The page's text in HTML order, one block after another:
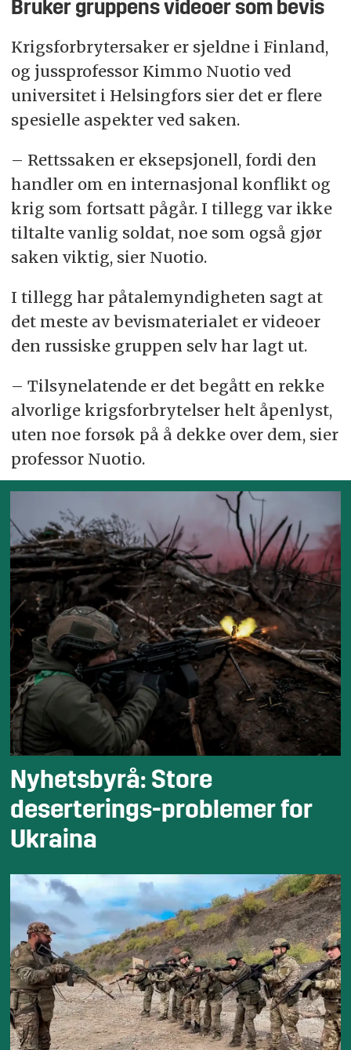
Bruker gruppens videoer som bevis
Krigsforbrytersaker er sjeldne i Finland,
og jussprofessor Kimmo Nuotio ved
universitet i Helsingfors sier det er flere
spesielle aspekter ved saken.
– Rettssaken er eksepsjonell, fordi den
handler om en internasjonal konflikt og
krig som fortsatt pågår. I tillegg var ikke
tiltalte vanlig soldat, noe som også gjør
saken viktig, sier Nuotio.
I tillegg har påtalemyndigheten sagt at
det meste av bevismaterialet er videoer
den russiske gruppen selv har lagt ut.
– Tilsynelatende er det begått en rekke
alvorlige krigsforbrytelser helt åpenlyst,
uten noe forsøk på å dekke over dem, sier
professor Nuotio.
Nyhetsbyrå: Store
deserterings-problemer for
Ukraina